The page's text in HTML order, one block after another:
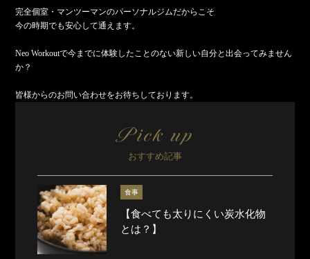
完全個室・マンツーマンのパーソナルジムだからこそ
今の時期でも安心して通えます。
Neo Workoutで今までに体験したことのない新しい自分と出会ってみません
か？
皆様からのお問い合わせをお待ちしております。
Pick up
おすすめ記事
食事
【食べても太りにくい炭水化物
とは？】